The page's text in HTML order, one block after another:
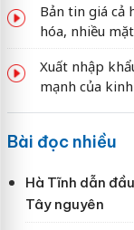
Bản tin giá cả
hóa, nhiều
Xuất nhập
mạnh của
Bài đọc nhiều
Hà Tĩnh dẫn
Tây nguyên